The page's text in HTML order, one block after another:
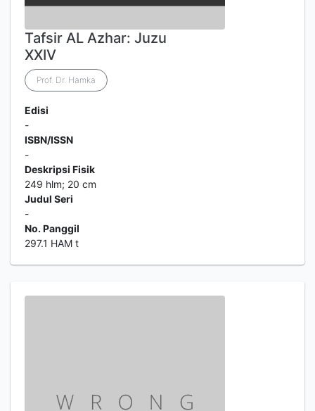
Tafsir AL Azhar: Juzu
XXIV
Prof. Dr. Hamka
Edisi
-
ISBN/ISSN
-
Deskripsi Fisik
249 hlm; 20 cm
Judul Seri
-
No. Panggil
297.1 HAM t